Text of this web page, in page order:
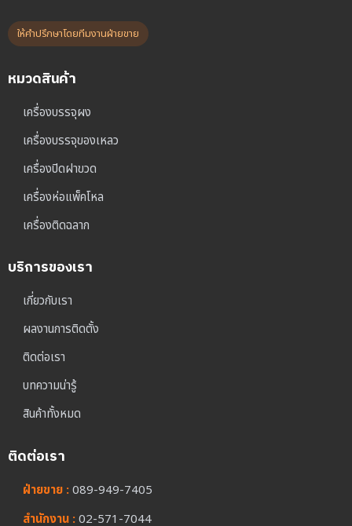
ให้คำปรึกษาโดยทีมงานฝ่ายขาย
หมวดสินค้า
เครื่องบรรจุผง
เครื่องบรรจุของเหลว
เครื่องปิดฝาขวด
เครื่องห่อแพ็คโหล
เครื่องติดฉลาก
บริการของเรา
เกี่ยวกับเรา
ผลงานการติดตั้ง
ติดต่อเรา
บทความน่ารู้
สินค้าทั้งหมด
ติดต่อเรา
ฝ่ายขาย :089-949-7405
สำนักงาน :02-571-7044